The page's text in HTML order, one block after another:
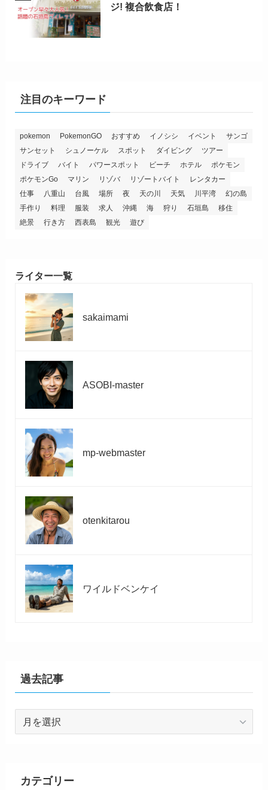
ジ! 複合飲食店！
注目のキーワード
pokemon PokemonGO おすすめ イノシシ イベント
サンゴ
サンセット
シュノーケル スポット ダイビング
ツアー
ドライブ
バイト パワースポット ビーチ ホテル
ポケモン
ポケモンGo
マリン リゾバ リゾートバイト
レンタカー
仕事
八重山 台風 場所 夜 天の川 天気 川平湾
幻の島
手作り
料理 服装 求人 沖縄 海 狩り 石垣島
移住
絶景
行き方 西表島 観光 遊び
ライター一覧
sakaimami
ASOBI-master
mp-webmaster
otenkitarou
ワイルドベンケイ
過去記事
カテゴリー